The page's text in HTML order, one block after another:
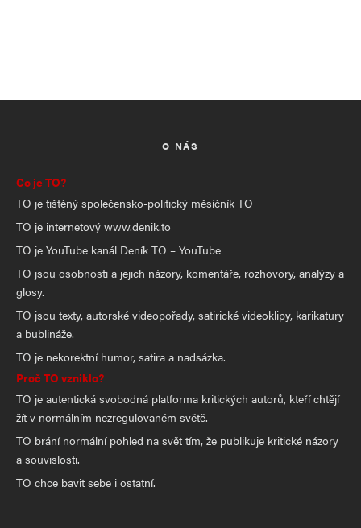
O NÁS
Co je TO?
TO je tištěný společensko-politický měsíčník TO
TO je internetový www.denik.to
TO je YouTube kanál Deník TO – YouTube
TO jsou osobnosti a jejich názory, komentáře, rozhovory, analýzy a
glosy.
TO jsou texty, autorské videopořady, satirické videoklipy, karikatury
a bublináže.
TO je nekorektní humor, satira a nadsázka.
Proč TO vzniklo?
TO je autentická svobodná platforma kritických autorů, kteří chtějí
žít v normálním nezregulovaném světě.
TO brání normální pohled na svět tím, že publikuje kritické názory
a souvislosti.
TO chce bavit sebe i ostatní.